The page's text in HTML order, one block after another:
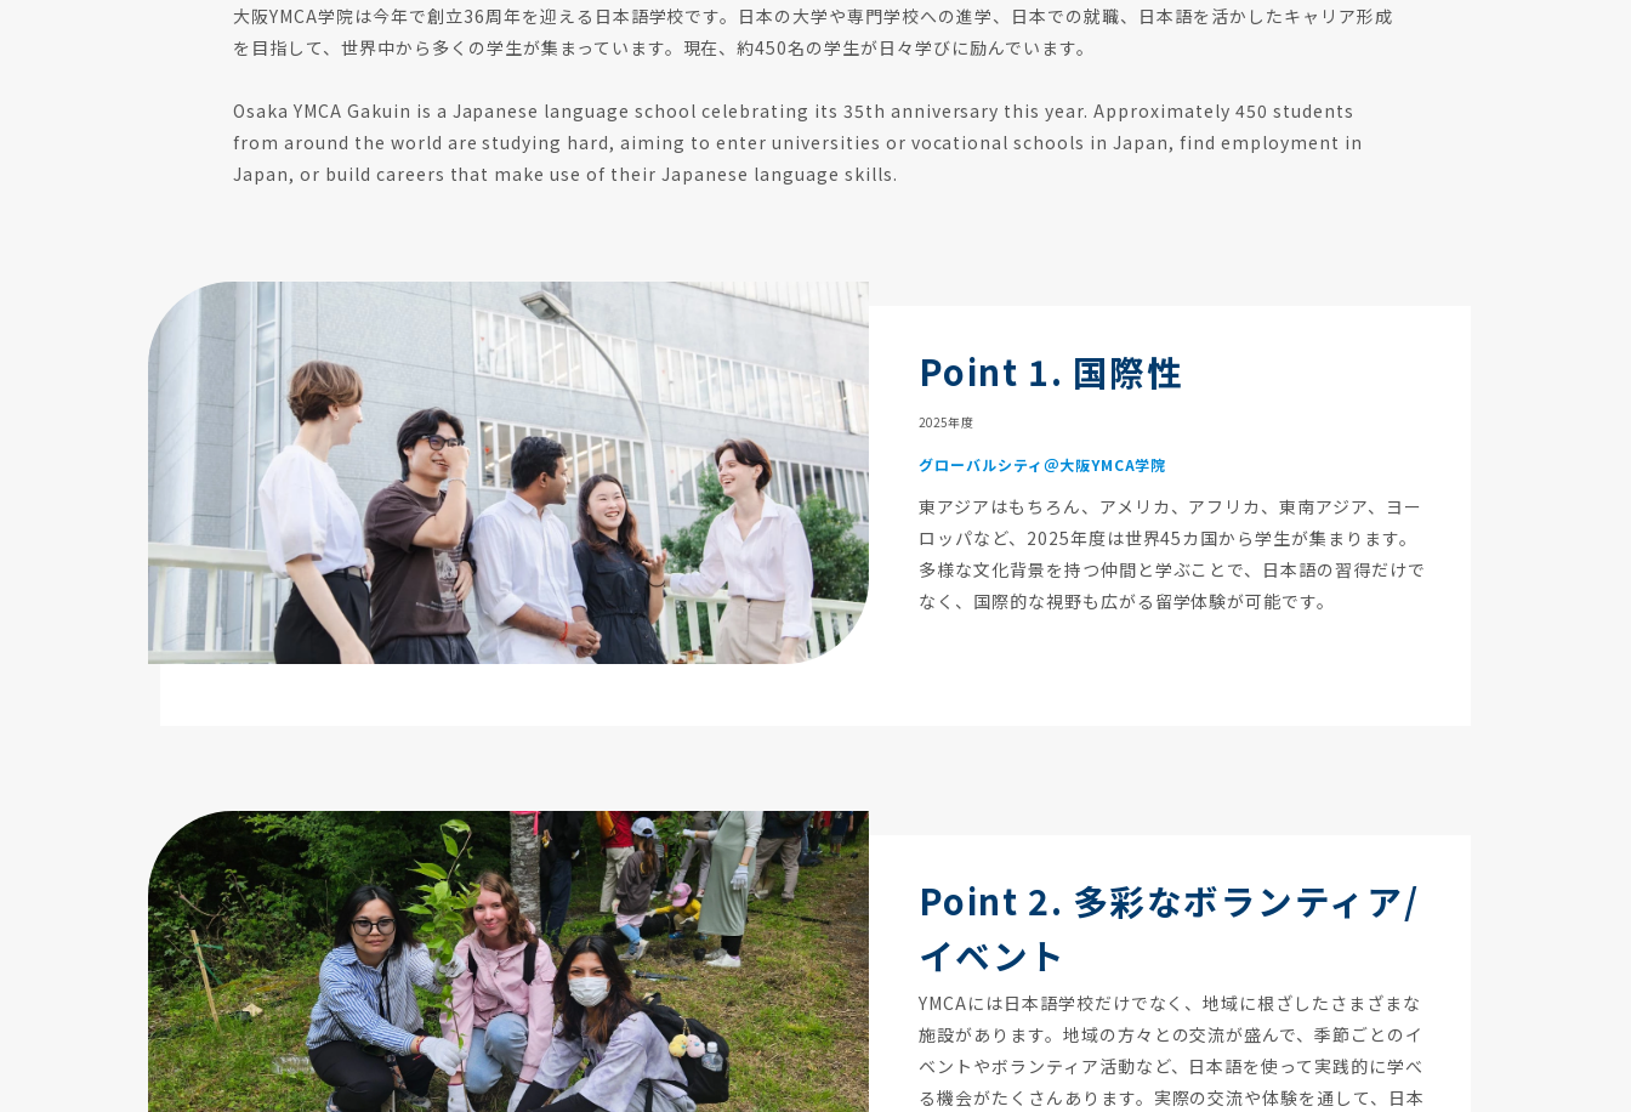
大阪YMCA学院は今年で創立36周年を迎える日本語学校です。日本の大学や専門学校への進学、日本での就職、日本語を活かしたキャリア形成
を目指して、世界中から多くの学生が集まっています。現在、約450名の学生が日々学びに励んでいます。
Osaka YMCA Gakuin is a Japanese language school celebrating its 35th anniversary this year. Approximately 450 students
from around the world are studying hard, aiming to enter universities or vocational schools in Japan, find employment in
Japan, or build careers that make use of their Japanese language skills.
Point 1. 国際性
2025年度
グローバルシティ＠大阪YMCA学院
東アジアはもちろん、アメリカ、アフリカ、東南アジア、ヨー
ロッパなど、2025年度は世界45カ国から学生が集まります。
多様な文化背景を持つ仲間と学ぶことで、日本語の習得だけで
なく、国際的な視野も広がる留学体験が可能です。
Point 2. 多彩なボランティア/
イベント
YMCAには日本語学校だけでなく、地域に根ざしたさまざまな
施設があります。地域の方々との交流が盛んで、季節ごとのイ
ベントやボランティア活動など、日本語を使って実践的に学べ
る機会がたくさんあります。実際の交流や体験を通して、日本